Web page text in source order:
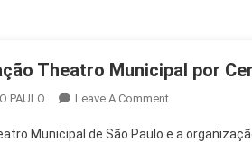
Theatro Municipal por
PAULO Leave A CommentOn
Processa
Municipal de São Paulo e a